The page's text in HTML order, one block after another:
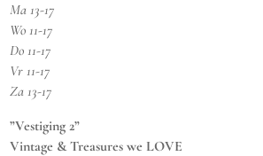
Ma 13-17
Wo 11-17
Do 11-17
Vr 11-17
Za 13-17
”Vestiging 2”
Vintage & Treasures we LOVE